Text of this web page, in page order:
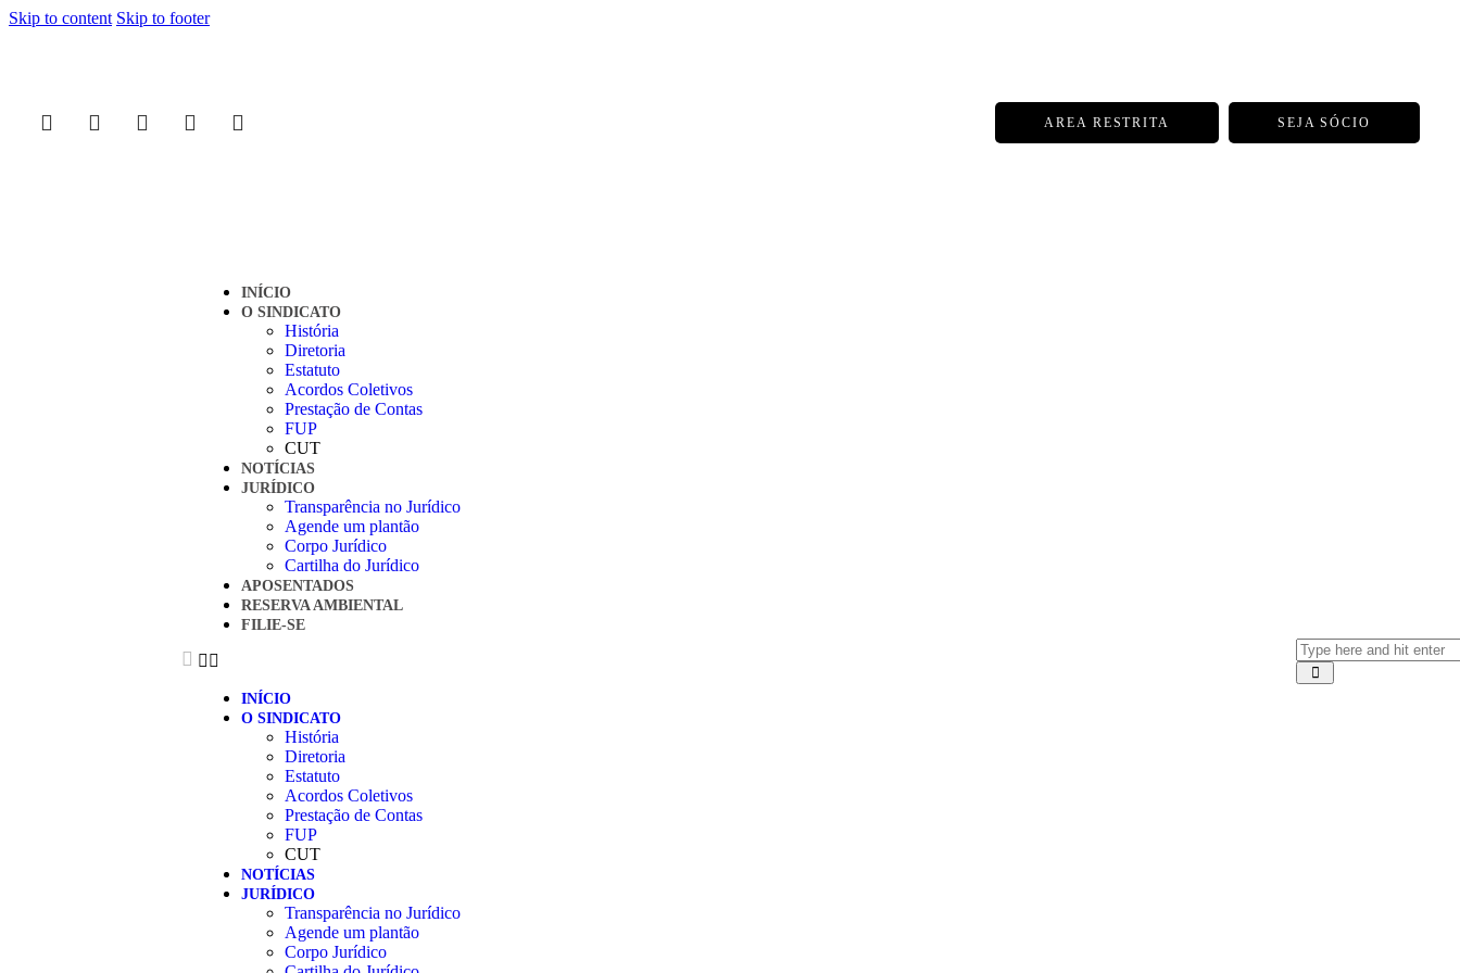
Skip to content Skip to footer
AREA RESTRITA SEJA SÓCIO
INÍCIO
O SINDICATO
História
Diretoria
Estatuto
Acordos Coletivos
Prestação de Contas
FUP
CUT
NOTÍCIAS
JURÍDICO
Transparência no Jurídico
Agende um plantão
Corpo Jurídico
Cartilha do Jurídico
APOSENTADOS
RESERVA AMBIENTAL
FILIE-SE
INÍCIO
O SINDICATO
História
Diretoria
Estatuto
Acordos Coletivos
Prestação de Contas
FUP
CUT
NOTÍCIAS
JURÍDICO
Transparência no Jurídico
Agende um plantão
Corpo Jurídico